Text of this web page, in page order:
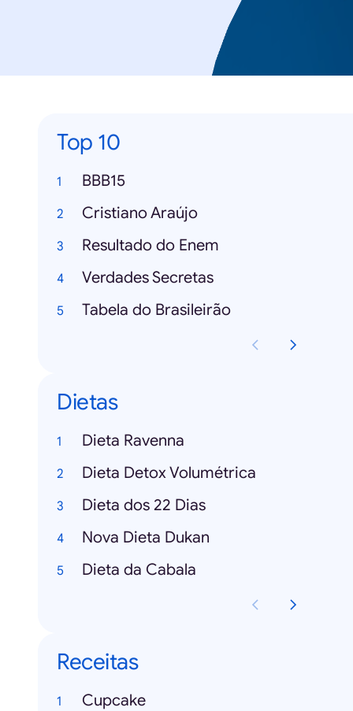
Top 10
BBB15
Cristiano Araújo
Resultado do Enem
Verdades Secretas
Tabela do Brasileirão
Dietas
Dieta Ravenna
Dieta Detox Volumétrica
Dieta dos 22 Dias
Nova Dieta Dukan
Dieta da Cabala
Receitas
Cupcake